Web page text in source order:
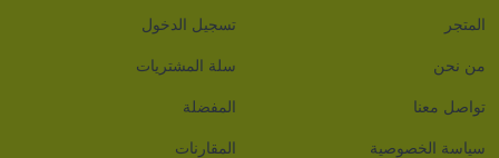
المتجر
من نحن
تواصل معنا
سياسة الخصوصية
تسجيل الدخول
سلة المشتريات
المفضلة
المقارنات